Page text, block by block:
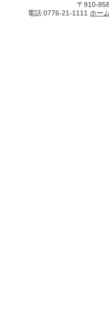
〒910-
電話:0776-21-1111 ホー